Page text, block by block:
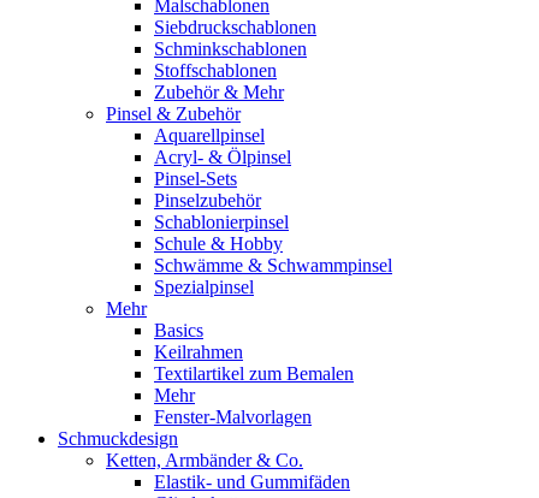
Malschablonen
Siebdruckschablonen
Schminkschablonen
Stoffschablonen
Zubehör & Mehr
Pinsel & Zubehör
Aquarellpinsel
Acryl- & Ölpinsel
Pinsel-Sets
Pinselzubehör
Schablonierpinsel
Schule & Hobby
Schwämme & Schwammpinsel
Spezialpinsel
Mehr
Basics
Keilrahmen
Textilartikel zum Bemalen
Mehr
Fenster-Malvorlagen
Schmuckdesign
Ketten, Armbänder & Co.
Elastik- und Gummifäden